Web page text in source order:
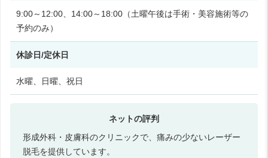
9:00～12:00、14:00～18:00（土曜午後は手術・美容施術等の
予約のみ）
休診日/定休日
水曜、日曜、祝日
形成外科・皮膚科のクリニックで、痛みの少ないレーザー
脱毛を提供しています。